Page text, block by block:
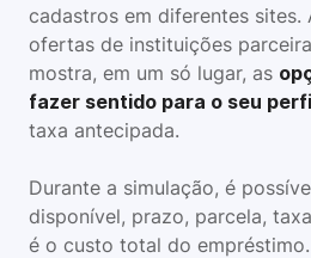
cadastros em diferentes sites.
ofertas de instituições
mostra, em um só lugar, as
fazer sentido para o seu
taxa antecipada.
Durante a simulação, é
disponível, prazo, parcela,
é o custo total do